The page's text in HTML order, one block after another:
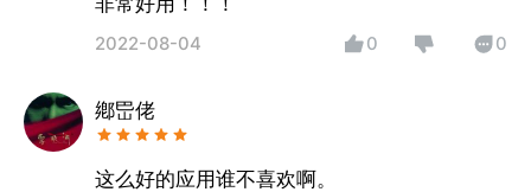
2022-08-04 0 0
鄕岊佬
这么好的应用谁不喜欢啊。